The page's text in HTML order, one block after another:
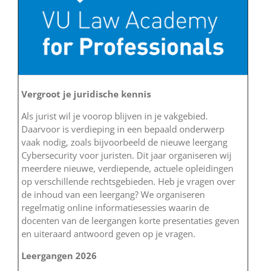
Vergroot je juridische kennis
Als jurist wil je voorop blijven in je vakgebied.
Daarvoor is verdieping in een bepaald onderwerp
vaak nodig, zoals bijvoorbeeld de nieuwe leergang
Cybersecurity voor juristen. Dit jaar organiseren wij
meerdere nieuwe, verdiepende, actuele opleidingen
op verschillende rechtsgebieden. Heb je vragen over
de inhoud van een leergang? We organiseren
regelmatig online informatiesessies waarin de
docenten van de leergangen korte presentaties geven
en uiteraard antwoord geven op je vragen.
Leergangen 2026